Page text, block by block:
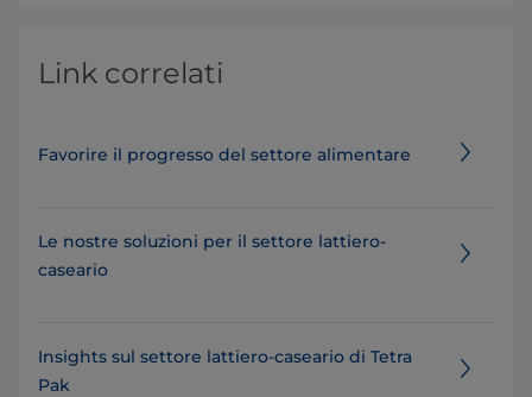
Link correlati
Favorire il progresso del settore alimentare
Le nostre soluzioni per il settore lattiero-
caseario
Insights sul settore lattiero-caseario di Tetra
Pak